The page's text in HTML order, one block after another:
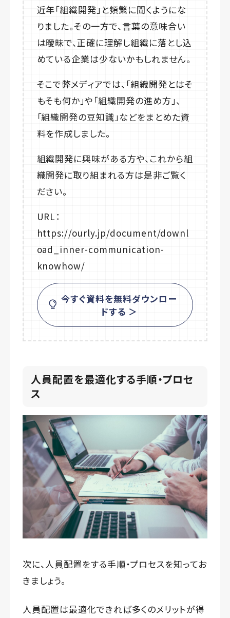
近年「組織開発」と頻繁に聞くようにな
りました。その一方で、言葉の意味合い
は曖昧で、正確に理解し組織に落とし込
めている企業は少ないかもしれません。
そこで弊メディアでは、「組織開発とはそ
もそも何か」や「組織開発の進め方」、
「組織開発の豆知識」などをまとめた資
料を作成しました。
組織開発に興味がある方や、これから組
織開発に取り組まれる方は是非ご覧く
ださい。
URL：
https://ourly.jp/document/downl
oad_inner-communication-
knowhow/
今すぐ資料を無料ダウンロー
ドする ＞
人員配置を最適化する手順・プロセ
ス
次に、人員配置をする手順・プロセスを知ってお
きましょう。
人員配置は最適化できれば多くのメリットが得